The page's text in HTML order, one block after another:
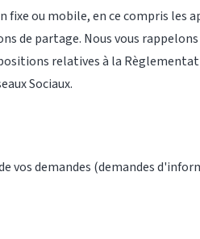
ou mobile, en ce compris les
de partage. Nous vous rappelons
relatives à la
Sociaux.
vos demandes (demandes